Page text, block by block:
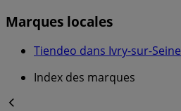
Marques locales
Tiendeo dans Ivry-sur-Seine
Index des marques